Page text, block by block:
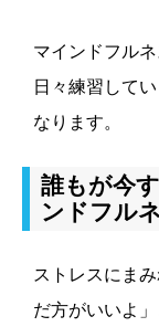
マインドフル
日々練習して
なります。
誰もが今
ンドフル
ストレスにま
だ方がいいよ